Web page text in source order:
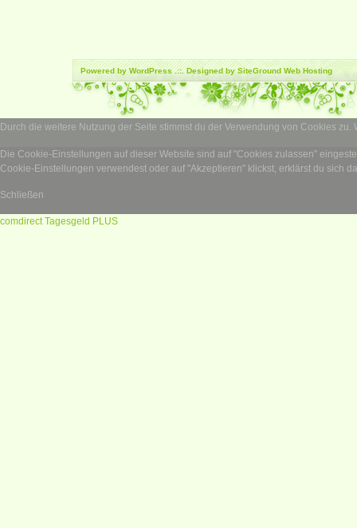
Powered byWordPress.::. Designed by SiteGroundWeb Hosting
Durch die weitere Nutzung der Seite stimmst du der Verwendung von Cookies zu.
Die Cookie-Einstellungen auf dieser Website sind auf "Cookies zulassen"
Cookie-Einstellungen verwendest oder auf "Akzeptieren" klickst, erklärst du sich
Schließen
comdirect Tagesgeld PLUS